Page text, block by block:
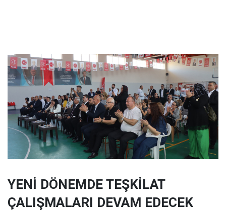
YENİ DÖNEMDE TEŞKİLAT
ÇALIŞMALARI DEVAM EDECEK